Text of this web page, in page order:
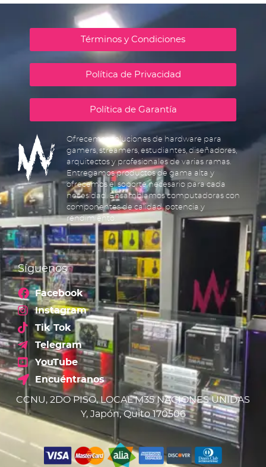
Términos y Condiciones
Política de Privacidad
Política de Garantía
Ofrecemos soluciones de hardware para
gamers, streamers, estudiantes, diseñadores,
arquitectos y profesionales de varias ramas.
Entregamos productos de gama alta y
ofrecemos el soporte necesario para cada
necesidad. Ensamblamos computadoras con
componentes de calidad, potencia y
rendimiento.
Síguenos
Facebook
Instagram
Tik Tok
Telegram
YouTube
Encuéntranos
CCNU, 2DO PISO, LOCAL M35 NACIONES UNIDAS
Y, Japón, Quito 170506